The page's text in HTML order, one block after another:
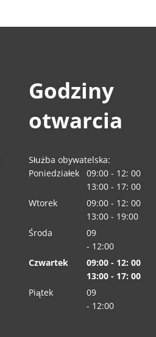
Godziny
otwarcia
Służba obywatelska:
Poniedziałek
09:00 - 12: 00
Od
09:00 do 12:00
13:00 - 17: 00
Od 13:00 do 17:00
Wtorek 09:00 - 12: 00
Od
09:00 do 12:00
13:00 - 19:00
Od 13:00 do 19:00
Środa
09
:00
- 12:00
Od 09:00 do 12:00
Czwartek 09:00 - 12: 00
Od
09:00 do 12:00
13:00 - 17: 00
Od 13:00 do 17:00
Piątek
09
:00
- 12:00